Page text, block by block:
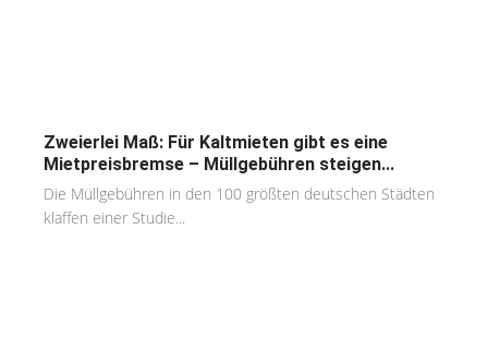
Zweierlei Maß: Für Kaltmieten gibt es eine
Mietpreisbremse – Müllgebühren steigen...
Die Müllgebühren in den 100 größten deutschen Städten
klaffen einer Studie...